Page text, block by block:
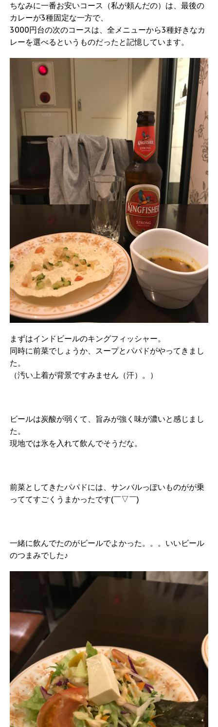
ちなみに一番お安いコース（私が頼んだの）は、最後の
カレーが3種固定な一方で、
3000円台の次のコースは、全メニューから3種好きなカ
レーを選べるというものだったと記憶しています。
まずはインドビールのキングフィッシャー。
同時に前菜でしょうか、スープとパパドがやってきまし
た。
（汚い上着が背景ですみません（汗）。）
ビールは炭酸が弱くて、旨みが強く味が濃いと感じまし
た。
現地では氷を入れて飲んでそうだな。
前菜としてきたパパドには、サンバルっぽいものがが乗
っててすごくうまかったです(￣▽￣)
一緒に飲んでたのがビールでよかった。。。いいビール
のつまみでした♪